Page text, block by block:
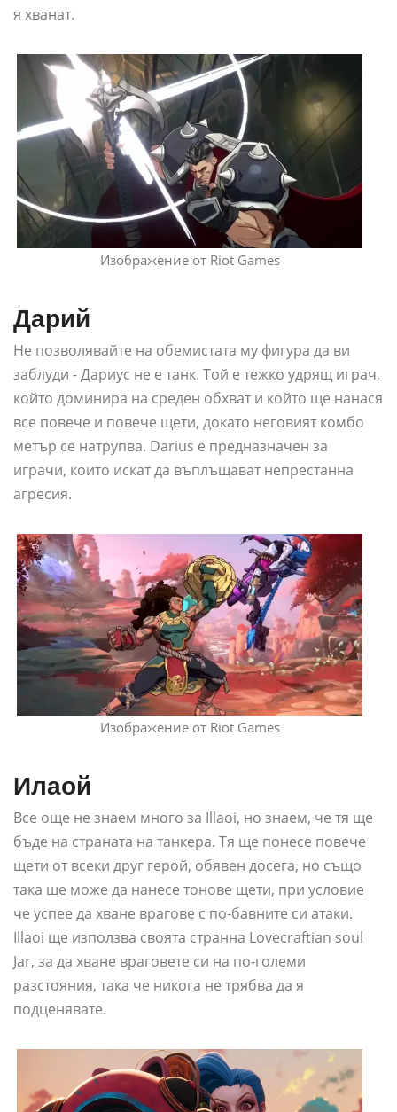
я хванат.
Изображение от Riot Games
Дарий
Не позволявайте на обемистата му фигура да ви
заблуди - Дариус не е танк. Той е тежко удрящ играч,
който доминира на среден обхват и който ще нанася
все повече и повече щети, докато неговият комбо
метър се натрупва. Darius е предназначен за
играчи, които искат да въплъщават непрестанна
агресия.
Изображение от Riot Games
Илаой
Все още не знаем много за Illaoi, но знаем, че тя ще
бъде на страната на танкера. Тя ще понесе повече
щети от всеки друг герой, обявен досега, но също
така ще може да нанесе тонове щети, при условие
че успее да хване врагове с по-бавните си атаки.
Illaoi ще използва своята странна Lovecraftian soul
Jar, за да хване враговете си на по-големи
разстояния, така че никога не трябва да я
подценявате.